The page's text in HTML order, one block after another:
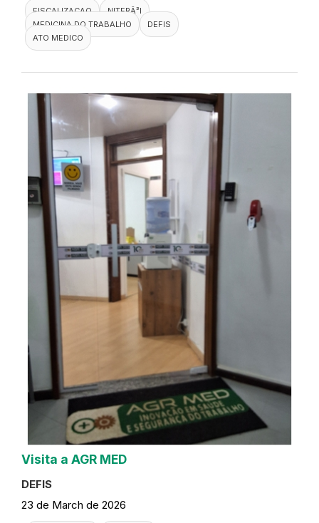
FISCALIZACAO
NITERÃ³I
MEDICINA DO TRABALHO
DEFIS
ATO MEDICO
Visita a AGR MED
DEFIS
23 de March de 2026